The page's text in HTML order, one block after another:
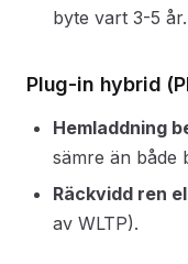
byte vart 3-5 år.
Plug-in hybrid
Hemladdning
sämre än både
Räckvidd ren el
av WLTP).